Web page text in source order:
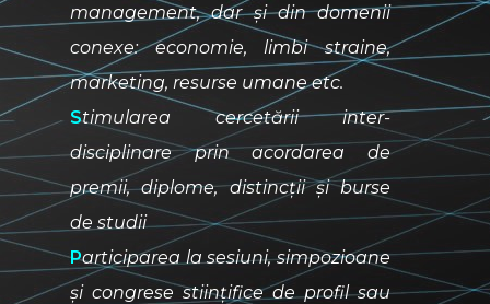
management, dar și din domenii
conexe: economie, limbi straine,
marketing, resurse umane etc.
Stimularea cercetării inter-
disciplinare prin acordarea de
premii, diplome, distincții și burse
de studii
Participarea la sesiuni, simpozioane
și congrese stiințifice de profil sau